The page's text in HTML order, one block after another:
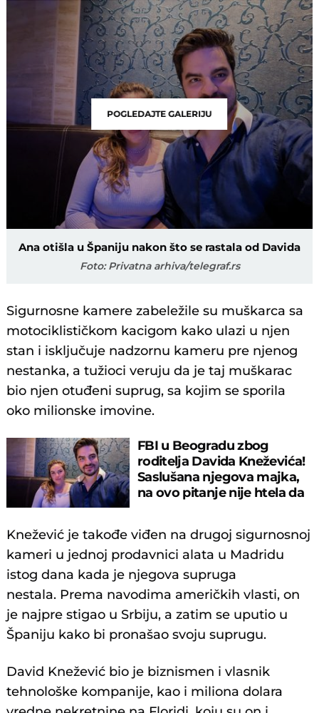
POGLEDAJTE GALERIJU
Ana otišla u Španiju nakon što se rastala od Davida
Foto: Privatna arhiva/telegraf.rs
Sigurnosne kamere zabeležile su muškarca sa
motociklističkom kacigom kako ulazi u njen
stan i isključuje nadzornu kameru pre njenog
nestanka, a tužioci veruju da je taj muškarac
bio njen otuđeni suprug, sa kojim se sporila
oko milionske imovine.
FBI u Beogradu zbog
roditelja Davida Kneževića!
Saslušana njegova majka,
na ovo pitanje nije htela da
Knežević je takođe viđen na drugoj sigurnosnoj
kameri u jednoj prodavnici alata u Madridu
istog dana kada je njegova supruga
nestala. Prema navodima američkih vlasti, on
je najpre stigao u Srbiju, a zatim se uputio u
Španiju kako bi pronašao svoju suprugu.
David Knežević bio je biznismen i vlasnik
tehnološke kompanije, kao i miliona dolara